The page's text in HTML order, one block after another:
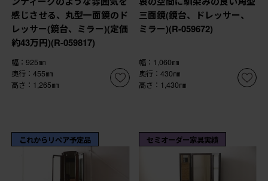
感じさせる、丸型一面鏡のド
レッサー(鏡台、ミラー)(定価
約43万円)(R-059817)
幅：925㎜
奥行：455㎜
高さ：1,265㎜
三面鏡(鏡台、ドレッサー、
ミラー)(R-059672)
幅：1,060㎜
奥行：430㎜
高さ：1,430㎜
これからリペア予定品 セミオーダー家具実績